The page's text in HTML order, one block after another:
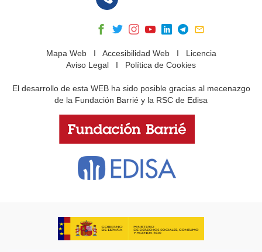
Mapa WebI Accesibilidad WebI Licencia
Aviso Legal I Política de Cookies
El desarrollo de esta WEB ha sido posible gracias al mecenazgo
de la Fundación Barrié y la RSC de Edisa